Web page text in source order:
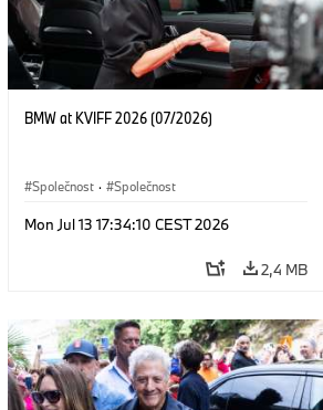
BMW at KVIFF 2026 (07/2026)
Společnost · Společnost
Mon Jul 13 17:34:10 CEST 2026
2,4 MB